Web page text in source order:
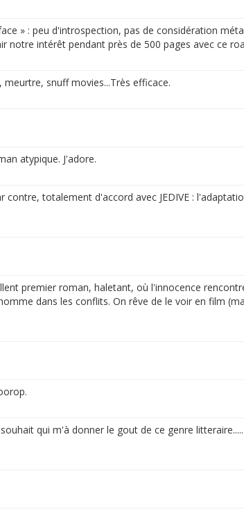
» : peu d'introspection, pas de considération
notre intérêt pendant près de 500 pages avec ce
snuff movies...Très efficace.
atypique. J'adore.
totalement d'accord avec JEDIVE :
premier roman, haletant, où l'innocence
dans les conflits. On rêve de le voir en film
qui m'à donner le gout de ce genre